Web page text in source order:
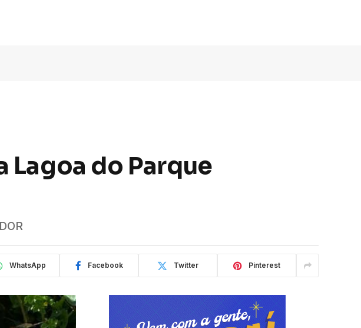
do Parque
WhatsApp Facebook Twitter Pinterest